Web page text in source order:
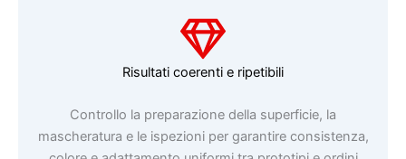
Risultati coerenti e ripetibili
Controllo la preparazione della superficie, la
mascheratura e le ispezioni per garantire consistenza,